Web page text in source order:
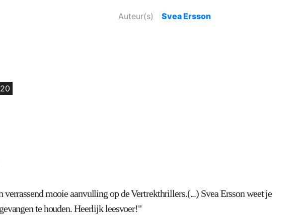
Auteur(s) Svea Ersson
verrassend mooie aanvulling op de Vertrekthrillers.(...) Svea Ersson weet je
te houden. Heerlijk leesvoer!"